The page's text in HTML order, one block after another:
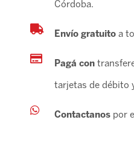
L/RUEDA
est
X
INTERIOR
cantidad
Córdoba.
Envío gratuitoa
Pagá con
tarjetas de débito
Contactanospor